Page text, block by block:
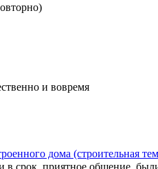
и вовремя
дома (строительная
в срок, приятное общение,